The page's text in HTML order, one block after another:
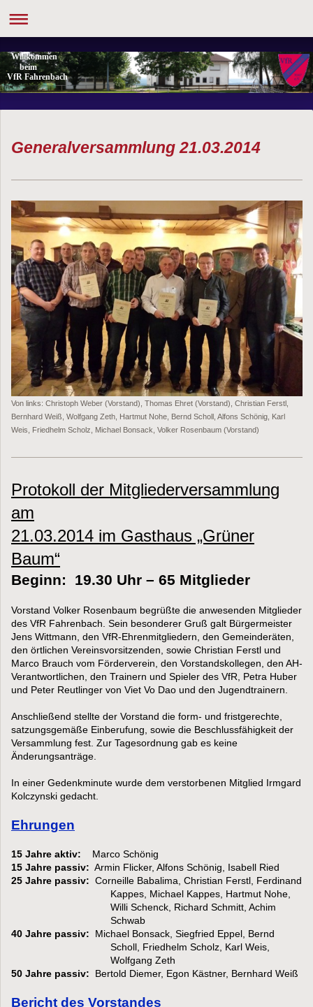
Willkommen
beim
VfR Fahrenbach
Generalversammlung 21.03.2014
Von links: Christoph Weber (Vorstand), Thomas Ehret (Vorstand), Christian Ferstl,
Bernhard Weiß, Wolfgang Zeth, Hartmut Nohe, Bernd Scholl, Alfons Schönig, Karl
Weis, Friedhelm Scholz, Michael Bonsack, Volker Rosenbaum (Vorstand)
Protokoll der Mitgliederversammlung
am
21.03.2014 im Gasthaus „Grüner
Baum“
Beginn: 19.30 Uhr – 65 Mitglieder
Vorstand Volker Rosenbaum begrüßte die anwesenden Mitglieder
des VfR Fahrenbach. Sein besonderer Gruß galt Bürgermeister
Jens Wittmann, den VfR-Ehrenmitgliedern, den Gemeinderäten,
den örtlichen Vereinsvorsitzenden, sowie Christian Ferstl und
Marco Brauch vom Förderverein, den Vorstandskollegen, den AH-
Verantwortlichen, den Trainern und Spieler des VfR, Petra Huber
und Peter Reutlinger von Viet Vo Dao und den Jugendtrainern.
Anschließend stellte der Vorstand die form- und fristgerechte,
satzungsgemäße Einberufung, sowie die Beschlussfähigkeit der
Versammlung fest. Zur Tagesordnung gab es keine
Änderungsanträge.
In einer Gedenkminute wurde dem verstorbenen Mitglied Irmgard
Kolczynski gedacht.
Ehrungen
15 Jahre aktiv: Marco Schönig
15 Jahre passiv: Armin Flicker, Alfons Schönig, Isabell Ried
25 Jahre passiv: Corneille Babalima, Christian Ferstl, Ferdinand
Kappes, Michael Kappes, Hartmut Nohe,
Willi Schenck, Richard Schmitt, Achim
Schwab
40 Jahre passiv: Michael Bonsack, Siegfried Eppel, Bernd
Scholl, Friedhelm Scholz, Karl Weis,
Wolfgang Zeth
50 Jahre passiv: Bertold Diemer, Egon Kästner, Bernhard Weiß
Bericht des Vorstandes